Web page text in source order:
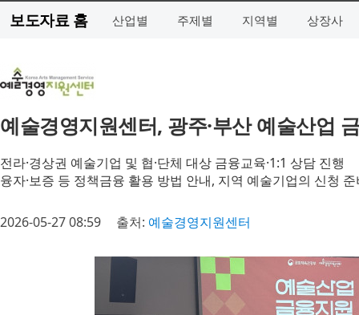
보도자료 홈 산업별 주제별 지역별 상장사
예술경영지원센터, 광주·부산 예술산업
전라·경상권 예술기업 및 협·단체 대상 금융교육·1:1 상담 진행
융자·보증 등 정책금융 활용 방법 안내, 지역 예술기업의 신청
2026-05-27 08:59 출처: 예술경영지원센터